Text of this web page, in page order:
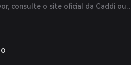
consulte o site oficial da Caddi ou